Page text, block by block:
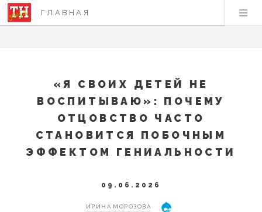
ГЛАВНАЯ
«Я СВОИХ ДЕТЕЙ НЕ
ВОСПИТЫВАЮ»: ПОЧЕМУ
ОТЦОВСТВО ЧАСТО
СТАНОВИТСЯ ПОБОЧНЫМ
ЭФФЕКТОМ ГЕНИАЛЬНОСТИ
09.06.2026
ИРИНА МОРОЗОВА